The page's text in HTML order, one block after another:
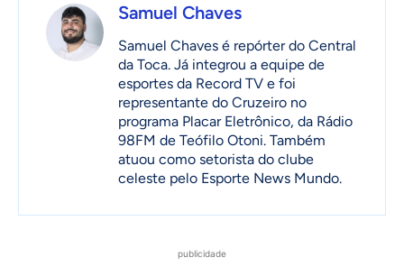
Samuel Chaves
Samuel Chaves é repórter do Central
da Toca. Já integrou a equipe de
esportes da Record TV e foi
representante do Cruzeiro no
programa Placar Eletrônico, da Rádio
98FM de Teófilo Otoni. Também
atuou como setorista do clube
celeste pelo Esporte News Mundo.
publicidade